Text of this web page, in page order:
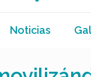
Noticias